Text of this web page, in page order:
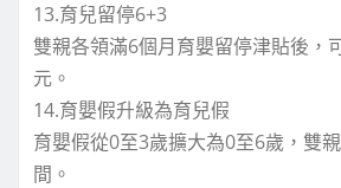
13.育兒留停6+3
雙親各領滿6個月育嬰留停津貼後，
元。
14.育嬰假升級為育兒假
育嬰假從0至3歲擴大為0至6歲，雙
間。